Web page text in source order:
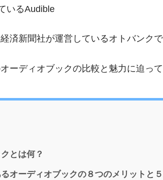
いるAudible
済新聞社が運営しているオトバンク
ーディオブックの比較と魅力に迫って
とは何？
オーディオブックの８つのメリットと